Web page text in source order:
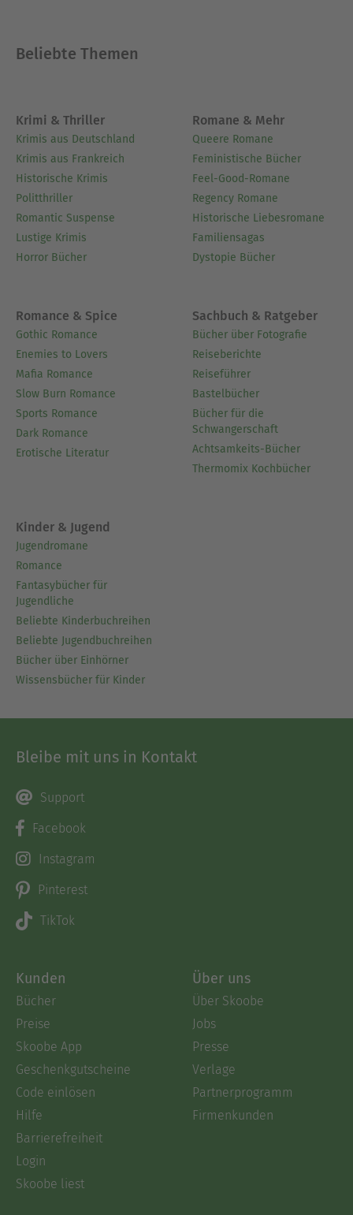
Beliebte Themen
Krimi & Thriller
Krimis aus Deutschland
Krimis aus Frankreich
Historische Krimis
Politthriller
Romantic Suspense
Lustige Krimis
Horror Bücher
Romane & Mehr
Queere Romane
Feministische Bücher
Feel-Good-Romane
Regency Romane
Historische Liebesromane
Familiensagas
Dystopie Bücher
Romance & Spice
Gothic Romance
Enemies to Lovers
Mafia Romance
Slow Burn Romance
Sports Romance
Dark Romance
Erotische Literatur
Sachbuch & Ratgeber
Bücher über Fotografie
Reiseberichte
Reiseführer
Bastelbücher
Bücher für die
Schwangerschaft
Achtsamkeits-Bücher
Thermomix Kochbücher
Kinder & Jugend
Jugendromane
Romance
Fantasybücher für
Jugendliche
Beliebte Kinderbuchreihen
Beliebte Jugendbuchreihen
Bücher über Einhörner
Wissensbücher für Kinder
Bleibe mit uns in Kontakt
Support
Facebook
Instagram
Pinterest
TikTok
Kunden
Bücher
Preise
Skoobe App
Geschenkgutscheine
Code einlösen
Hilfe
Barrierefreiheit
Login
Skoobe liest
Über uns
Über Skoobe
Jobs
Presse
Verlage
Partnerprogramm
Firmenkunden